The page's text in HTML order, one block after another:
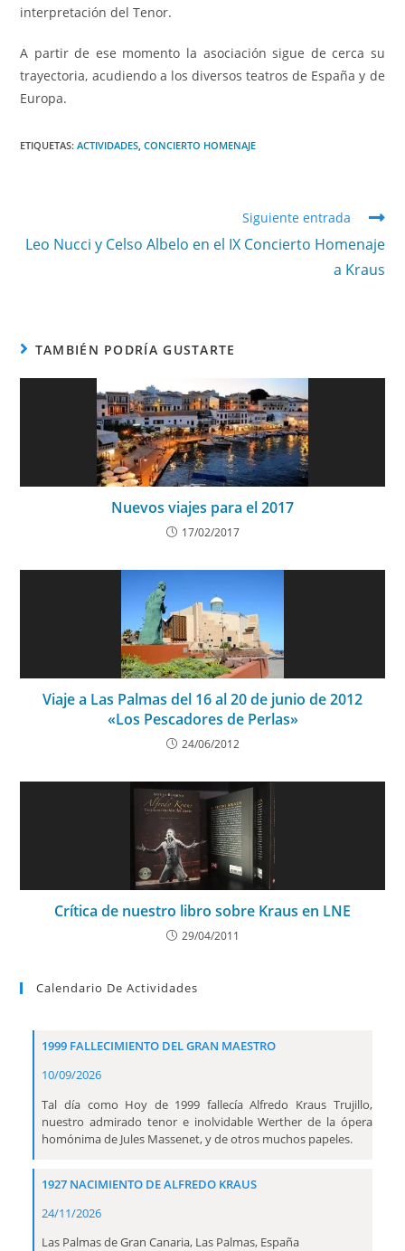
interpretación del Tenor.
A partir de ese momento la asociación sigue de cerca su
trayectoria, acudiendo a los diversos teatros de España y de
Europa.
ETIQUETAS:ACTIVIDADES, CONCIERTO HOMENAJE
Siguiente entrada
Leo Nucci y Celso Albelo en el IX Concierto Homenaje
a Kraus
TAMBIÉN PODRÍA GUSTARTE
Nuevos viajes para el 2017
17/02/2017
Viaje a Las Palmas del 16 al 20 de junio de 2012
«Los Pescadores de Perlas»
24/06/2012
Crítica de nuestro libro sobre Kraus en LNE
29/04/2011
Calendario De Actividades
1999 FALLECIMIENTO DEL GRAN MAESTRO
10/09/2026
Tal día como Hoy de 1999 fallecía Alfredo Kraus Trujillo,
nuestro admirado tenor e inolvidable Werther de la ópera
homónima de Jules Massenet, y de otros muchos papeles.
1927 NACIMIENTO DE ALFREDO KRAUS
24/11/2026
Las Palmas de Gran Canaria, Las Palmas, España